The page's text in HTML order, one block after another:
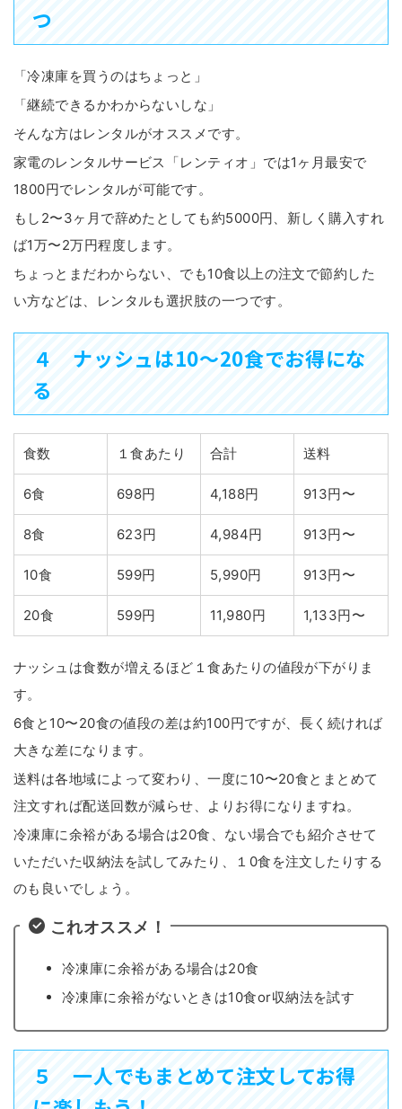
つ
「冷凍庫を買うのはちょっと」
「継続できるかわからないしな」
そんな方はレンタルがオススメです。
家電のレンタルサービス「レンティオ」では1ヶ月最安で
1800円でレンタルが可能です。
もし2〜3ヶ月で辞めたとしても約5000円、新しく購入すれ
ば1万〜2万円程度します。
ちょっとまだわからない、でも10食以上の注文で節約した
い方などは、レンタルも選択肢の一つです。
４ ナッシュは10〜20食でお得にな
る
食数 １食あたり 合計 送料
6食 698円 4,188円 913円〜
8食 623円 4,984円 913円〜
10食 599円 5,990円 913円〜
20食 599円 11,980円 1,133円〜
ナッシュは食数が増えるほど１食あたりの値段が下がりま
す。
6食と10〜20食の値段の差は約100円ですが、長く続ければ
大きな差になります。
送料は各地域によって変わり、一度に10〜20食とまとめて
注文すれば配送回数が減らせ、よりお得になりますね。
冷凍庫に余裕がある場合は20食、ない場合でも紹介させて
いただいた収納法を試してみたり、１0食を注文したりする
のも良いでしょう。
これオススメ！
冷凍庫に余裕がある場合は20食
冷凍庫に余裕がないときは10食or収納法を試す
５ 一人でもまとめて注文してお得